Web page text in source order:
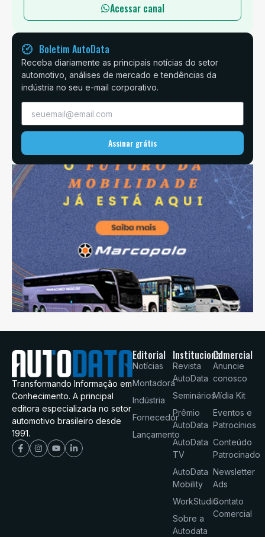
Acessar canal
Boletim AutoData
Receba diariamente as principais notícias do setor
automotivo, análises de mercado e tendências da
indústria no seu e-mail corporativo.
Assinar grátis
Transformando Informação em
Conhecimento. A principal
editora especializada no setor
automotivo brasileiro desde
1991.
Editorial
Notícias
Montadora
Indústria
Fornecedor
Lançamento
Institucional
Revista
AutoData
Seminários
Prêmio
AutoData
AutoData
TV
AutoData
Mobility
WorkStudio
Sobre a
Autodata
Comercial
Anuncie
conosco
Mídia Kit
Eventos e
Patrocínios
Conteúdo
Patrocinado
Newsletter
Ads
Contato
Comercial